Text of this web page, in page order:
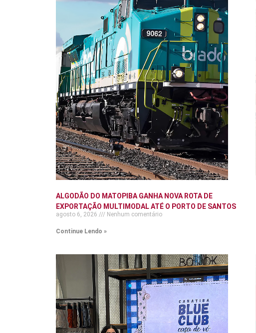
ALGODÃO DO MATOPIBA GANHA NOVA ROTA DE
EXPORTAÇÃO MULTIMODAL ATÉ O PORTO DE SANTOS
agosto 6, 2026 Nenhum comentário
Continue Lendo »